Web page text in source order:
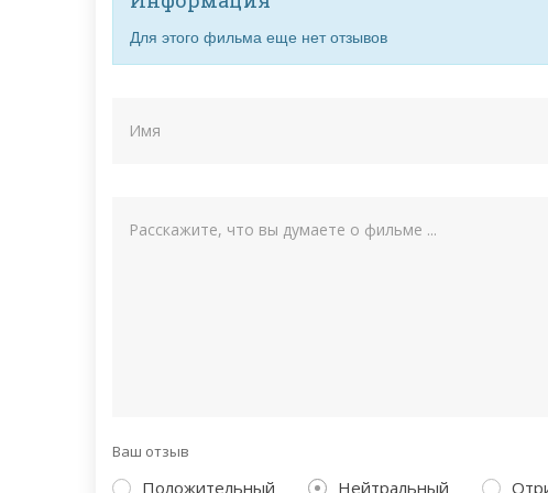
Для этого фильма еще нет отзывов
Ваш отзыв
Положительный Нейтральный